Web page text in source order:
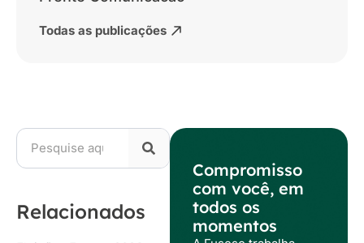
Todas as publicações
Relacionados
Compromisso
com você, em
todos os
momentos